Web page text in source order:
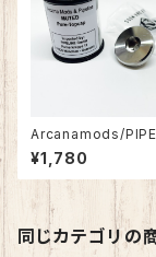
Arcanamods/
TED RTA Pure
¥1,780
同じカテゴリの